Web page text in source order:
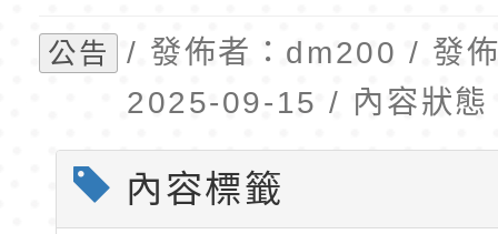
公告
/ 發佈者：dm200 / 發
2025-09-15 / 內容狀態
內容標籤